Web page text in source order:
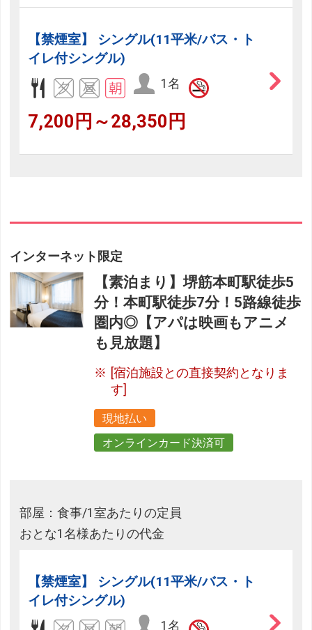
【禁煙室】 シングル(11平米/バス・ト
イレ付シングル)
1名
7,200円～28,350円
インターネット限定
【素泊まり】堺筋本町駅徒歩5
分！本町駅徒歩7分！5路線徒歩
圏内◎【アパは映画もアニメ
も見放題】
[宿泊施設との直接契約となりま
す]
現地払い
オンラインカード決済可
部屋：食事/1室あたりの定員
おとな1名様あたりの代金
【禁煙室】 シングル(11平米/バス・ト
イレ付シングル)
1名